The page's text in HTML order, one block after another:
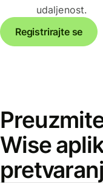
udaljenost.
Registrirajte se
Wise